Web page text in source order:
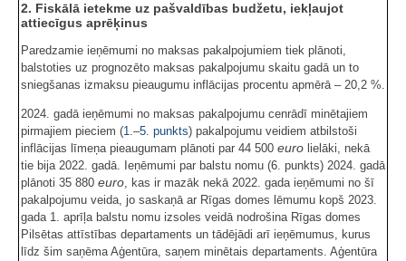
2. Fiskālā ietekme uz pašvaldības budžetu, iekļaujot
attiecīgus aprēķinus
Paredzamie ieņēmumi no maksas pakalpojumiem tiek plānoti,
balstoties uz prognozēto maksas pakalpojumu skaitu gadā un to
sniegšanas izmaksu pieaugumu inflācijas procentu apmērā – 20,2 %.
2024. gadā ieņēmumi no maksas pakalpojumu cenrādī minētajiem
pirmajiem pieciem (1.–5. punkts) pakalpojumu veidiem atbilstoši
inflācijas līmeņa pieaugumam plānoti par 44 500 euro lielāki, nekā
tie bija 2022. gadā. Ieņēmumi par balstu nomu (6. punkts) 2024. gadā
plānoti 35 880 euro, kas ir mazāk nekā 2022. gada ieņēmumi no šī
pakalpojumu veida, jo saskaņā ar Rīgas domes lēmumu kopš 2023.
gada 1. aprīļa balstu nomu izsoles veidā nodrošina Rīgas domes
Pilsētas attīstības departaments un tādējādi arī ieņēmumus, kurus
līdz šim saņēma Aģentūra, saņem minētais departaments. Aģentūra